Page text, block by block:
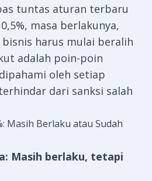
tuntas aturan terbaru
masa berlakunya,
harus mulai beralih
adalah poin-poin
oleh setiap
dari sanksi salah
Masih Berlaku atau Sudah
Masih berlaku, tetapi